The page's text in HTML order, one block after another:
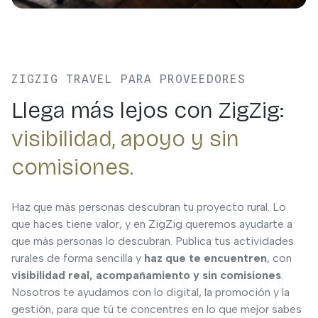
ZIGZIG TRAVEL PARA PROVEEDORES
Llega más lejos con ZigZig:
visibilidad, apoyo y sin
comisiones.
Haz que más personas descubran tu proyecto rural. Lo
que haces tiene valor, y en ZigZig queremos ayudarte a
que más personas lo descubran. Publica tus actividades
rurales de forma sencilla y haz que te encuentren, con
visibilidad real, acompañamiento y sin comisiones.
Nosotros te ayudamos con lo digital, la promoción y la
gestión, para que tú te concentres en lo que mejor sabes